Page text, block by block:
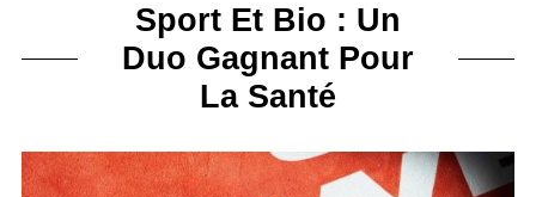
Sport Et Bio : Un
Duo Gagnant Pour
La Santé